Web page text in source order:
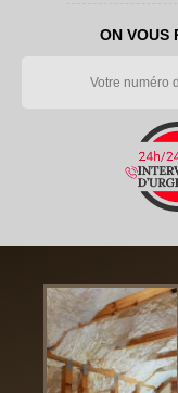
ON VOUS